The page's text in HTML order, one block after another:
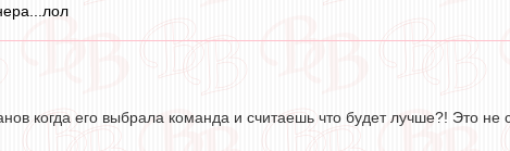
когда его выбрала команда и считаешь что будет лучше?! Это не